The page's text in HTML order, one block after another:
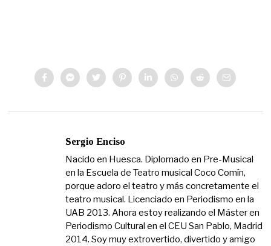
Sergio Enciso
Nacido en Huesca. Diplomado en Pre-Musical
en la Escuela de Teatro musical Coco Comín,
porque adoro el teatro y más concretamente el
teatro musical. Licenciado en Periodismo en la
UAB 2013. Ahora estoy realizando el Máster en
Periodismo Cultural en el CEU San Pablo, Madrid
2014. Soy muy extrovertido, divertido y amigo